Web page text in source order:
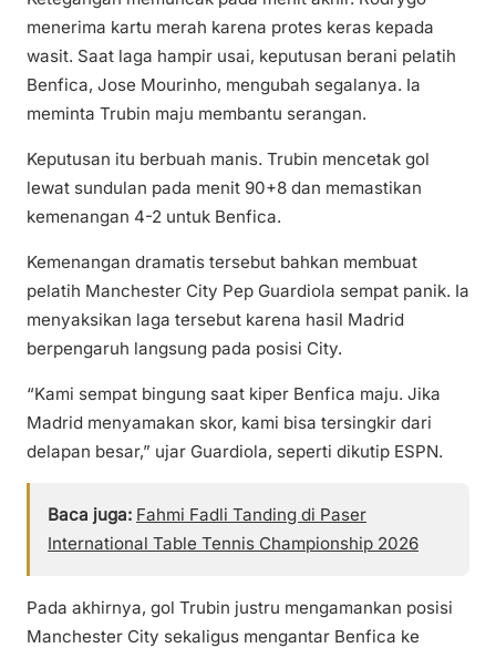
menerima kartu merah karena protes keras kepada
wasit. Saat laga hampir usai, keputusan berani pelatih
Benfica, Jose Mourinho, mengubah segalanya. Ia
meminta Trubin maju membantu serangan.
Keputusan itu berbuah manis. Trubin mencetak gol
lewat sundulan pada menit 90+8 dan memastikan
kemenangan 4-2 untuk Benfica.
Kemenangan dramatis tersebut bahkan membuat
pelatih Manchester City Pep Guardiola sempat panik. Ia
menyaksikan laga tersebut karena hasil Madrid
berpengaruh langsung pada posisi City.
“Kami sempat bingung saat kiper Benfica maju. Jika
Madrid menyamakan skor, kami bisa tersingkir dari
delapan besar,” ujar Guardiola, seperti dikutip ESPN.
Baca juga: Fahmi Fadli Tanding di Paser
International Table Tennis Championship 2026
Pada akhirnya, gol Trubin justru mengamankan posisi
Manchester City sekaligus mengantar Benfica ke